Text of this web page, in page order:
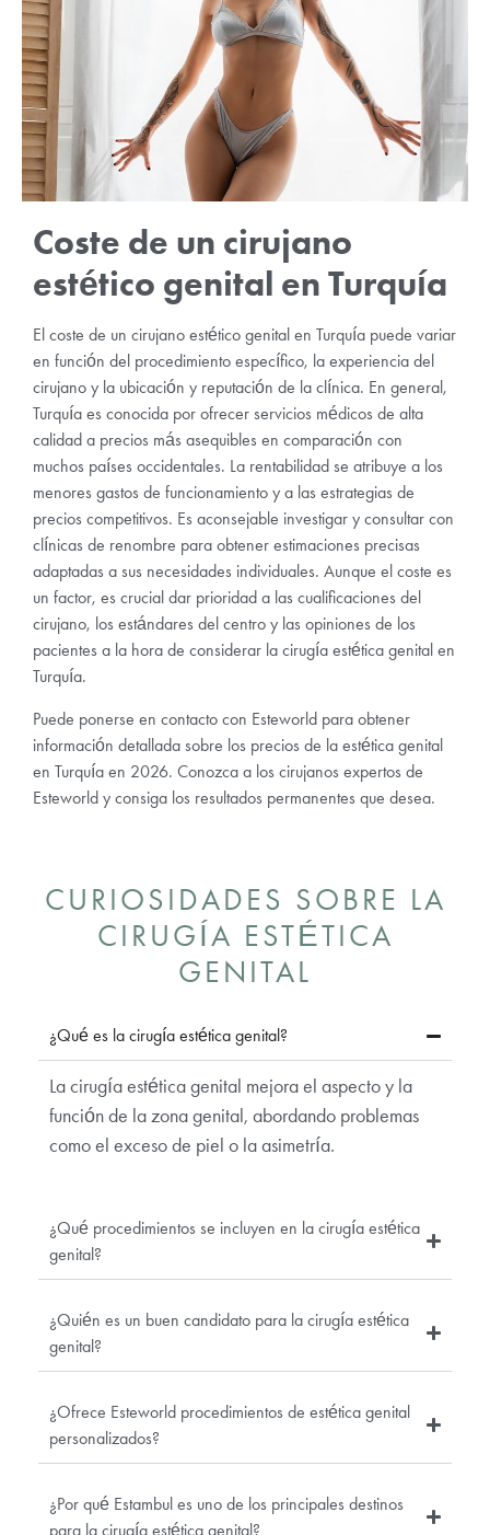
Coste de un cirujano
estético genital en Turquía
El coste de un cirujano estético genital en Turquía puede variar
en función del procedimiento específico, la experiencia del
cirujano y la ubicación y reputación de la clínica. En general,
Turquía es conocida por ofrecer servicios médicos de alta
calidad a precios más asequibles en comparación con
muchos países occidentales. La rentabilidad se atribuye a los
menores gastos de funcionamiento y a las estrategias de
precios competitivos. Es aconsejable investigar y consultar con
clínicas de renombre para obtener estimaciones precisas
adaptadas a sus necesidades individuales. Aunque el coste es
un factor, es crucial dar prioridad a las cualificaciones del
cirujano, los estándares del centro y las opiniones de los
pacientes a la hora de considerar la cirugía estética genital en
Turquía.
Puede ponerse en contacto con Esteworld para obtener
información detallada sobre los precios de la estética genital
en Turquía en 2026. Conozca a los cirujanos expertos de
Esteworld y consiga los resultados permanentes que desea.
CURIOSIDADES SOBRE LA
CIRUGÍA ESTÉTICA
GENITAL
¿Qué es la cirugía estética genital?
La cirugía estética genital mejora el aspecto y la
función de la zona genital, abordando problemas
como el exceso de piel o la asimetría.
¿Qué procedimientos se incluyen en la cirugía estética
genital?
¿Quién es un buen candidato para la cirugía estética
genital?
¿Ofrece Esteworld procedimientos de estética genital
personalizados?
¿Por qué Estambul es uno de los principales destinos
para la cirugía estética genital?